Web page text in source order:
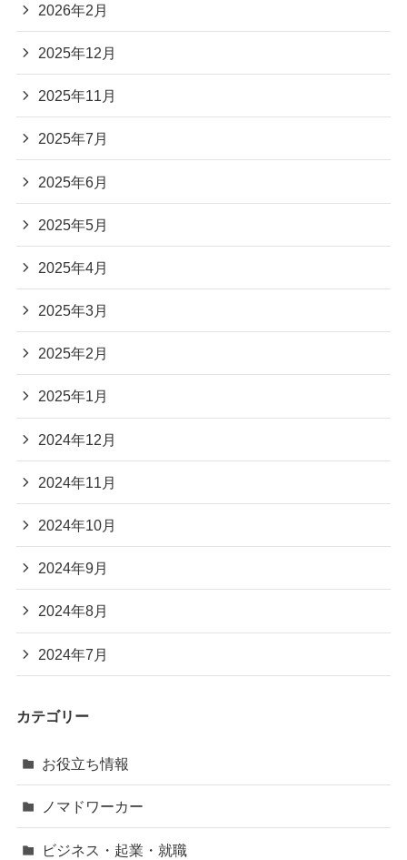
2026年2月
2025年12月
2025年11月
2025年7月
2025年6月
2025年5月
2025年4月
2025年3月
2025年2月
2025年1月
2024年12月
2024年11月
2024年10月
2024年9月
2024年8月
2024年7月
カテゴリー
お役立ち情報
ノマドワーカー
ビジネス・起業・就職